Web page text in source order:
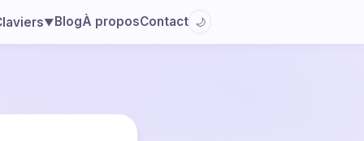
▼BlogÀ proposContact 🌙